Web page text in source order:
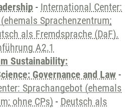
- International Center:
Sprachenzentrum;
als Fremdsprache (DaF).
A2.1
Sustainability:
Governance and Law -
Sprachangebot (ehemals
ohne CPs) - Deutsch als